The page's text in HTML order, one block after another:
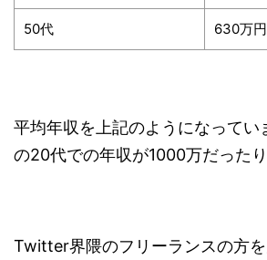
50代 630万円
平均年収を上記のようになってい
の20代での年収が1000万だったり
Twitter界隈のフリーランスの方